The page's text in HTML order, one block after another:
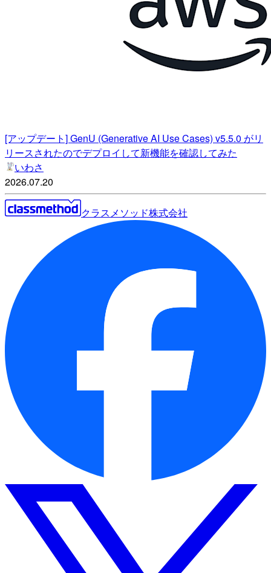
[アップデート] GenU (Generative AI Use Cases) v5.5.0 がリ
リースされたのでデプロイして新機能を確認してみた
いわさ
2026.07.20
クラスメソッド株式会社